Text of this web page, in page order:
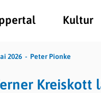
Kultur
2026 Peter Pionke
Kreiskott